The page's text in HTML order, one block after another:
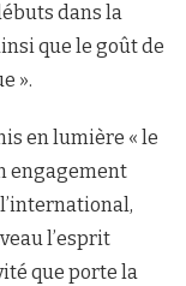
dans la
que le goût de
».
en lumière « le
engagement
l’esprit
que porte la